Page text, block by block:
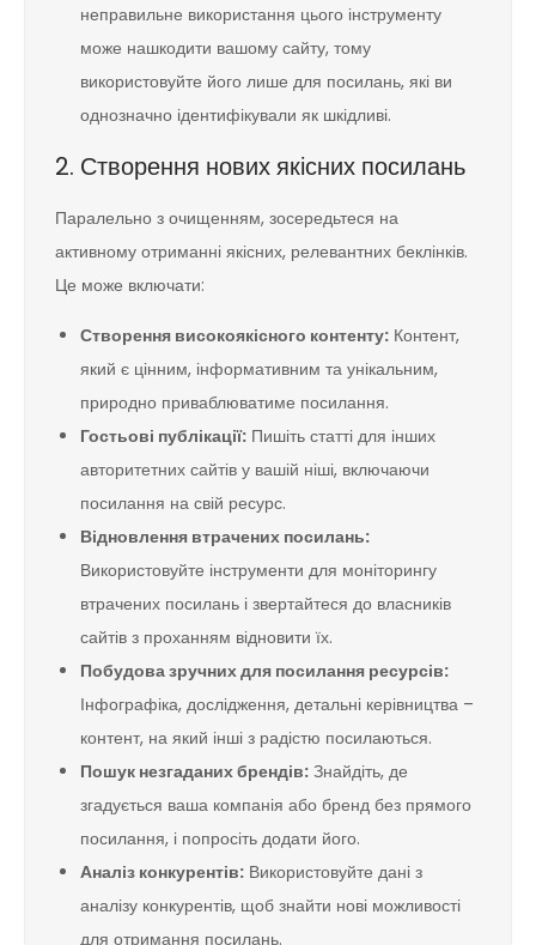
неправильне використання цього інструменту
може нашкодити вашому сайту, тому
використовуйте його лише для посилань, які ви
однозначно ідентифікували як шкідливі.
2. Створення нових якісних посилань
Паралельно з очищенням, зосередьтеся на
активному отриманні якісних, релевантних беклінків.
Це може включати:
Створення високоякісного контенту: Контент,
який є цінним, інформативним та унікальним,
природно приваблюватиме посилання.
Гостьові публікації: Пишіть статті для інших
авторитетних сайтів у вашій ніші, включаючи
посилання на свій ресурс.
Відновлення втрачених посилань:
Використовуйте інструменти для моніторингу
втрачених посилань і звертайтеся до власників
сайтів з проханням відновити їх.
Побудова зручних для посилання ресурсів:
Інфографіка, дослідження, детальні керівництва –
контент, на який інші з радістю посилаються.
Пошук незгаданих брендів: Знайдіть, де
згадується ваша компанія або бренд без прямого
посилання, і попросіть додати його.
Аналіз конкурентів: Використовуйте дані з
аналізу конкурентів, щоб знайти нові можливості
для отримання посилань.